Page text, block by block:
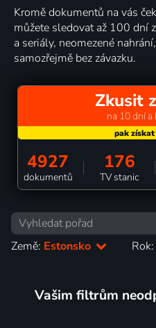
Kromě dokumentů na vás
můžete sledovat až 100 dní
a seriály, neomezené
samozřejmě bez závazku.
Zkusit
na 10 dní a
4927
dokumentů
176
TV stanic
Země: Estonsko
Vašim filtrům